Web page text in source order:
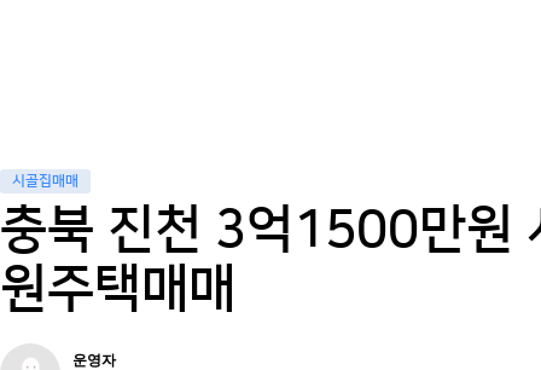
시골집매매
충북 진천 3억1500만원
원주택매매
운영자